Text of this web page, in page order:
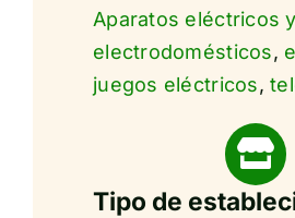
Aparatos eléctricos
electrodomésticos,
juegos eléctricos,
Tipo de